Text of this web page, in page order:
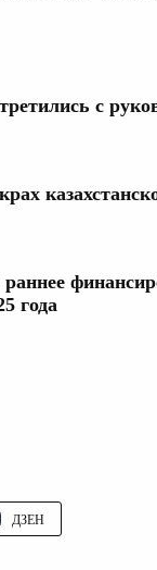
с
раннее
года
ДЗЕН